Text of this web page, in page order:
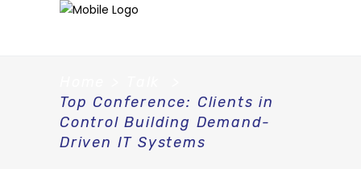
Top Conference: Clients in
Control Building Demand-
Driven IT Systems